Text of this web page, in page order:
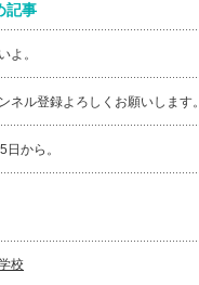
記事
よ。
ネル登録よろしくお願いします。
日から。
校